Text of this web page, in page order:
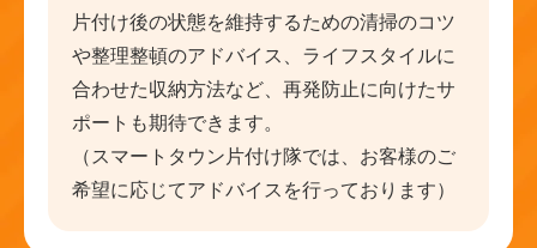
片付け後の状態を維持するための清掃のコツ
や整理整頓のアドバイス、ライフスタイルに
合わせた収納方法など、再発防止に向けたサ
ポートも期待できます。
（スマートタウン片付け隊では、お客様のご
希望に応じてアドバイスを行っております）